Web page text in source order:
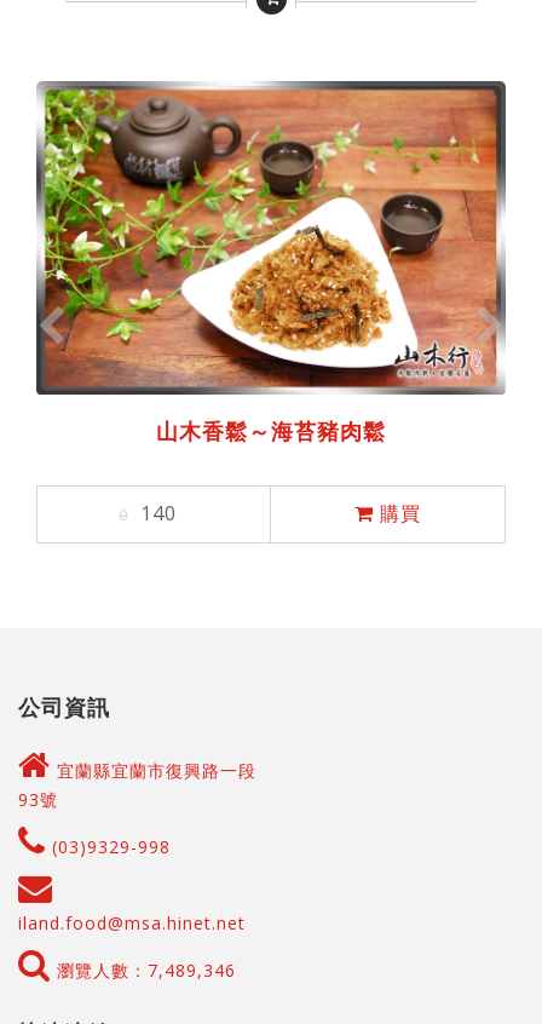
山木香鬆～海苔豬肉鬆
0 140 購買
公司資訊
宜蘭縣宜蘭市復興路一段
93號
(03)9329-998
iland.food@msa.hinet.net
瀏覽人數：7,489,346